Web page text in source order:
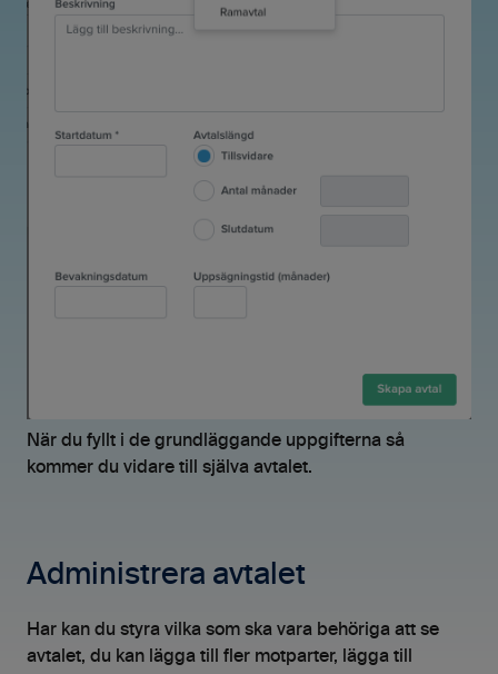
När du fyllt i de grundläggande uppgifterna så
kommer du vidare till själva avtalet.
Administrera avtalet
Har kan du styra vilka som ska vara behöriga att se
avtalet, du kan lägga till fler motparter, lägga till